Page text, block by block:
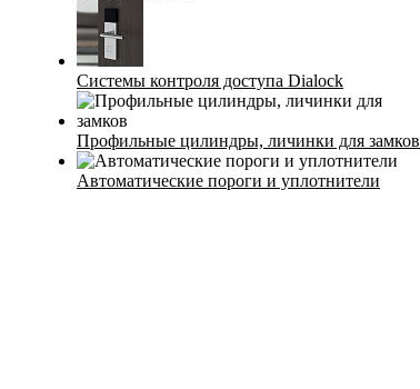
Системы контроля доступа Dialock
Профильные цилиндры, личинки для замков
Автоматические пороги и уплотнители